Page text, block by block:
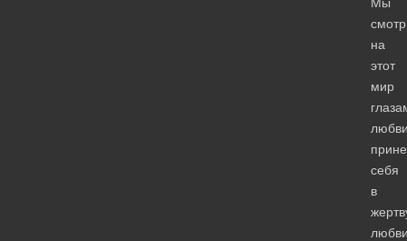
на
этот
мир
себя
в